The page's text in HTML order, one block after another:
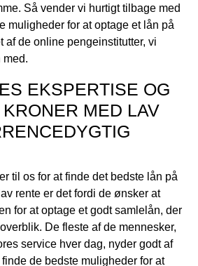
Så vender vi hurtigt tilbage med
muligheder for at optage et lån på
af de online pengeinstitutter, vi
EKSPERTISE OG
MED LAV
til os for at finde det bedste lån på
rente er det fordi de ønsker at
for at optage et godt samlelån, der
De fleste af de mennesker,
service hver dag, nyder godt af
de bedste muligheder for at